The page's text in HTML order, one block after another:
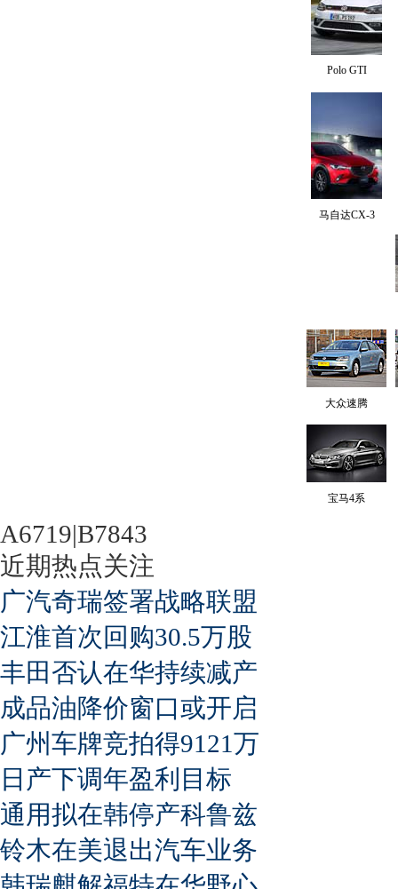
Polo GTI
马自达CX-3
大众速腾
宝马4系
A6719|B7843
近期热点关注
广汽奇瑞签署战略联盟
江淮首次回购30.5万股
丰田否认在华持续减产
成品油降价窗口或开启
广州车牌竞拍得9121万
日产下调年盈利目标
通用拟在韩停产科鲁兹
铃木在美退出汽车业务